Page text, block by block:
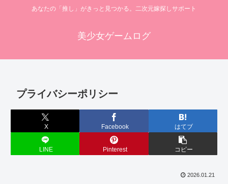
あなたの「推し」がきっと見つかる。二次元嫁探しサポート
美少女ゲームログ
プライバシーポリシー
X Facebook はてブ
LINE Pinterest コピー
2026.01.21